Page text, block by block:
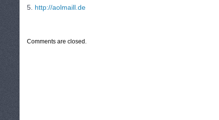
5. http://aolmaill.de
Comments are closed.